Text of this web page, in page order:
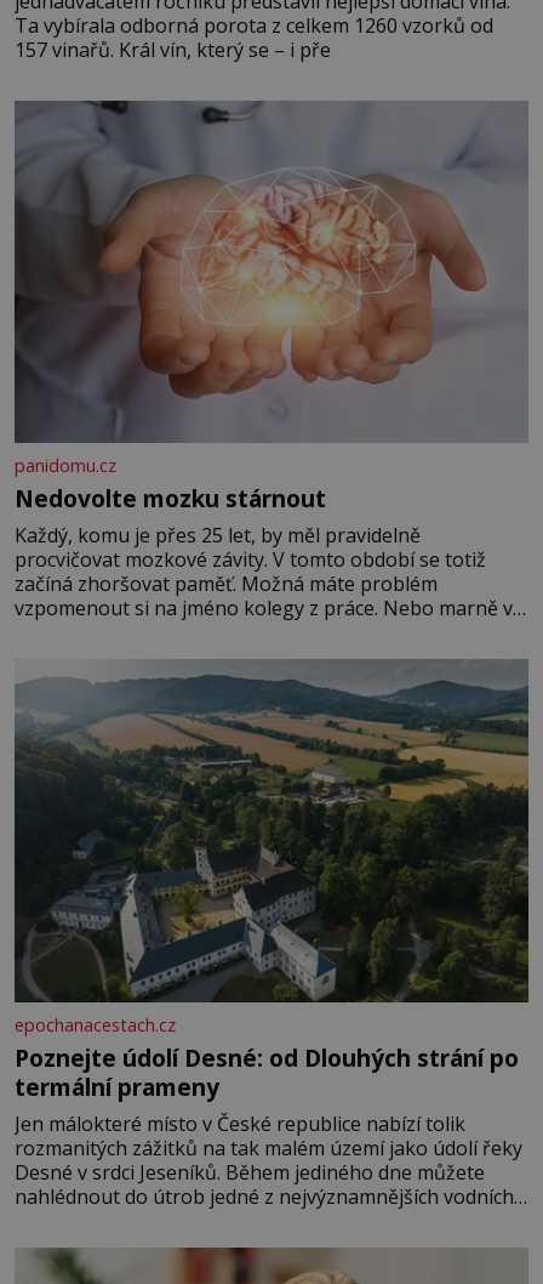
Ta vybírala odborná porota z celkem 1260 vzorků od
157 vinařů. Král vín, který se – i pře
panidomu.cz
Nedovolte mozku stárnout
Každý, komu je přes 25 let, by měl pravidelně
procvičovat mozkové závity. V tomto období se totiž
začíná zhoršovat paměť. Možná máte problém
vzpomenout si na jméno kolegy z práce. Nebo marně v
Je to opravdu tak, s věkem jako kdyby se paměť
rozhodla stávkovat. Cvičte
epochanacestach.cz
Poznejte údolí Desné: od Dlouhých strání po
termální prameny
Jen málokteré místo v České republice nabízí tolik
rozmanitých zážitků na tak malém území jako údolí řeky
Desné v srdci Jeseníků. Během jediného dne můžete
nahlédnout do útrob jedné z nejvýznamnějších vodních
se na koloběžce a den zakončit poznáváním památek ve
Velkých Losinách nebo v termálním